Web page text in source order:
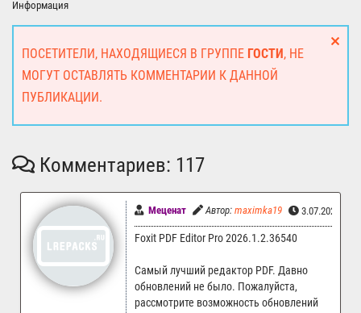
Информация
ПОСЕТИТЕЛИ, НАХОДЯЩИЕСЯ В ГРУППЕ ГОСТИ, НЕ
МОГУТ ОСТАВЛЯТЬ КОММЕНТАРИИ К ДАННОЙ
ПУБЛИКАЦИИ.
Комментариев: 117
Меценат Автор: maximka19 3.07.2026
Foxit PDF Editor Pro 2026.1.2.36540
Самый лучший редактор PDF. Давно
обновлений не было. Пожалуйста,
рассмотрите возможность обновлений